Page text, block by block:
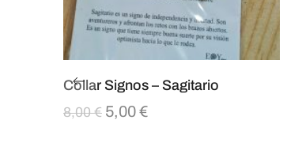
Collar Signos – Sagitario
8,00€ 5,00€